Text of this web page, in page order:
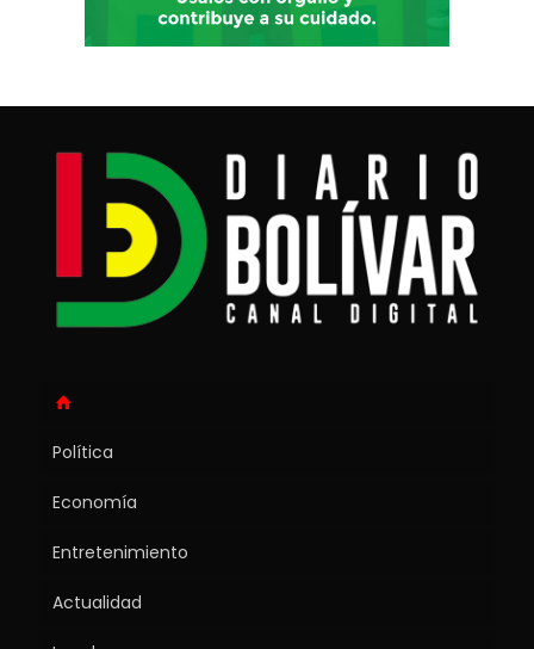
Política
Economía
Entretenimiento
Actualidad